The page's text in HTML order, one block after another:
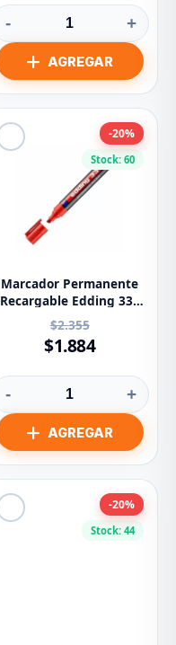
- +
Stock: 60
-20%
Marcador Permanente
Recargable Edding 330
Rojo
$2.355
$1.884
- +
Stock: 44
-20%